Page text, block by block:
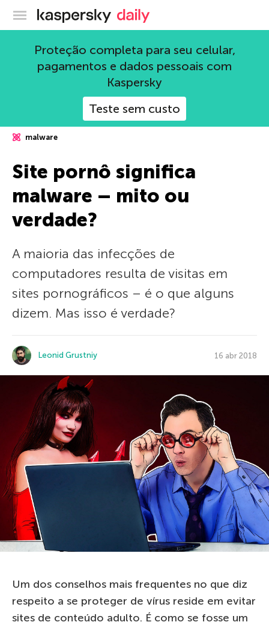
Blog oficial da Kaspersky
Proteção completa para seu celular,
pagamentos e dados pessoais com
Kaspersky
Teste sem custo
malware
Site pornô significa
malware – mito ou
verdade?
A maioria das infecções de
computadores resulta de visitas em
sites pornográficos – é o que alguns
dizem. Mas isso é verdade?
Leonid Grustniy 16 abr 2018
Um dos conselhos mais frequentes no que diz
respeito a se proteger de vírus reside em evitar
sites de conteúdo adulto. É como se fosse um